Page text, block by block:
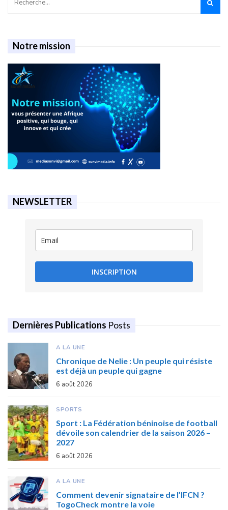
Notre mission
NEWSLETTER
INSCRIPTION
Dernières Publications Posts
A LA UNE
Chronique de Nelie : Un peuple qui résiste
est déjà un peuple qui gagne
6 août 2026
SPORTS
Sport : La Fédération béninoise de football
dévoile son calendrier de la saison 2026 –
2027
6 août 2026
A LA UNE
Comment devenir signataire de l’IFCN ?
TogoCheck montre la voie